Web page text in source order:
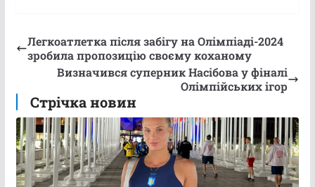
Легкоатлетка після забігу на Олімпіаді-2024
зробила пропозицію своєму коханому
Визначився суперник Насібова у фіналі
Олімпійських ігор
Стрічка новин